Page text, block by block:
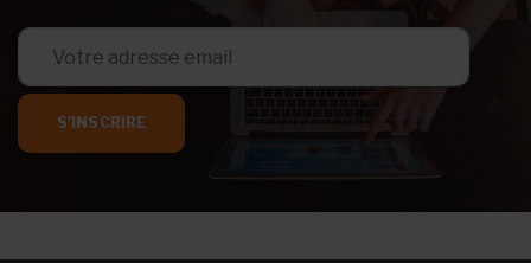
S'INSCRIRE